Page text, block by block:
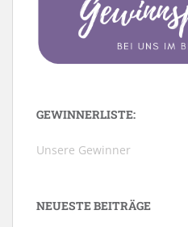
GEWINNERLISTE:
Unsere Gewinner
NEUESTE BEITRÄGE